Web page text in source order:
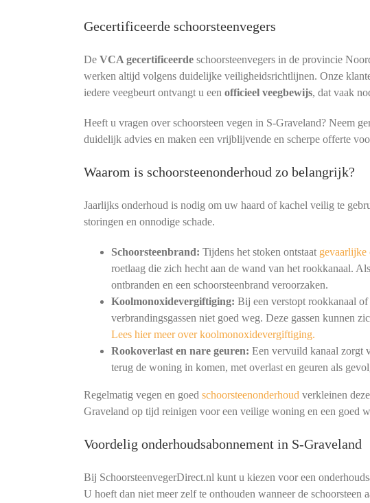
Gecertificeerde schoorsteenvegers
De VCA gecertificeerdeschoorsteenvegers in de provincie
werken altijd volgens duidelijke veiligheidsrichtlijnen. Onze
iedere veegbeurt ontvangt u een officieel veegbewijs, dat vaak
Heeft u vragen over schoorsteen vegen in S-Graveland? Neem
duidelijk advies en maken een vrijblijvende en scherpe offerte
Waarom is schoorsteenonderhoud zo belangrijk?
Jaarlijks onderhoud is nodig om uw haard of kachel veilig te
storingen en onnodige schade.
Schoorsteenbrand: Tijdens het stoken ontstaat gevaarlijke
roetlaag die zich hecht aan de wand van het rookkanaal.
ontbranden en een schoorsteenbrand veroorzaken.
Koolmonoxidevergiftiging: Bij een verstopt rookkanaal
verbrandingsgassen niet goed weg. Deze gassen kunnen
Lees hier meer over koolmonoxidevergiftiging.
Rookoverlast en nare geuren: Een vervuild kanaal zorgt
terug de woning in komen, met overlast en geuren als
Regelmatig vegen en goed schoorsteenonderhoud verkleinen
Graveland op tijd reinigen voor een veilige woning en een goed
Voordelig onderhoudsabonnement in S-Graveland
Bij SchoorsteenvegerDirect.nl kunt u kiezen voor een
U hoeft dan niet meer zelf te onthouden wanneer de schoorsteen